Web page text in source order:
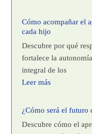
Cómo acompañar el
cada hijo
Descubre por qué
fortalece la
integral de los
Leer más
¿Cómo será el
Descubre cómo el